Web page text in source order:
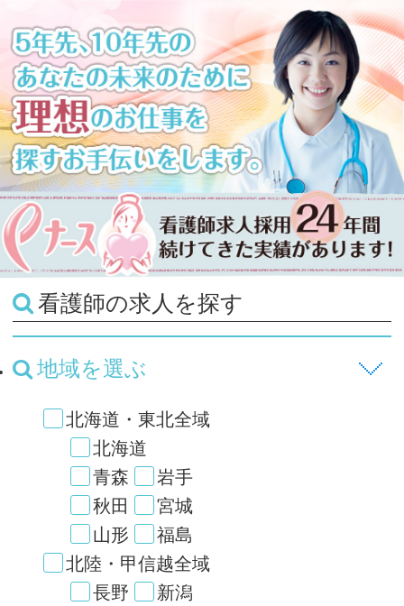
看護師の求人を探す
地域を選ぶ
北海道・東北全域
北海道
青森
岩手
秋田
宮城
山形
福島
北陸・甲信越全域
長野
新潟